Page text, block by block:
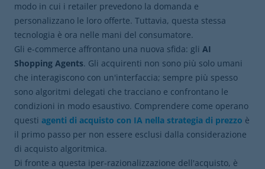
modo in cui i retailer prevedono la domanda e
personalizzano le loro offerte. Tuttavia, questa stessa
tecnologia è ora nelle mani del consumatore.
Gli e-commerce affrontano una nuova sfida: gli AI
Shopping Agents. Gli acquirenti non sono più solo umani
che interagiscono con un'interfaccia; sempre più spesso
sono algoritmi delegati che tracciano e confrontano le
condizioni in modo esaustivo. Comprendere come operano
questi agenti di acquisto con IA nella strategia di prezzo è
il primo passo per non essere esclusi dalla considerazione
di acquisto algoritmica.
Di fronte a questa iper-razionalizzazione dell'acquisto, è